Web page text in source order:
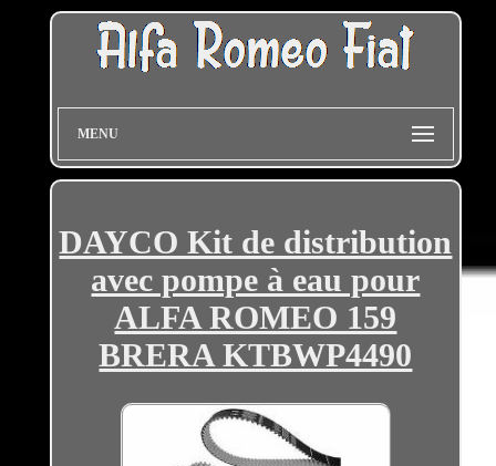
MENU
DAYCO Kit de distribution
avec pompe à eau pour
ALFA ROMEO 159
BRERA KTBWP4490